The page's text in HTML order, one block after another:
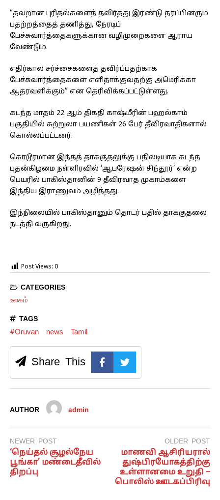
“தவறான புரிதல்களைத் தவிர்த்து இரண்டு தரப்பினரும்
பதற்றத்தைத் தணித்து, நேரடிப்
பேச்சுவார்த்தைகளுக்கான வழிமுறைகளை ஆராய
வேண்டும்.
எதிர்கால சர்ச்சைகளைத் தவிர்ப்பதற்காக
பேச்சுவார்த்தைகளை எளிதாக்குவதற்கு அமெரிக்கா
ஆதரவளிக்கும்” என தெரிவிக்கப்பட்டுள்ளது.
கடந்த மாதம் 22 ஆம் திகதி காஷ்மீரின் பஹல்காம்
பகுதியில் சுற்றுலா பயணிகள் 26 பேர் தீவிரவாதிகளால்
கொல்லப்பட்டனர்.
கொடூரமான இந்தத் தாக்குதலுக்கு பதிலடியாக கடந்த
புதன்கிழமை நள்ளிரவில் ‘ஆபரேஷன் சிந்தூர்’ என்ற
பெயரில் பாகிஸ்தானின் 9 தீவிரவாத முகாம்களை
இந்திய இராணுவம் அழித்தது.
இந்நிலையில் பாகிஸ்தானும் தொடர் பதில் தாக்குதலை
நடத்தி வருகிறது.
Post Views: 0
CATEGORIES
உலகம்
TAGS
#Oruvan news Tamil
Share This
AUTHOR admin
NEWER POST
‘நெய்தல் சூழல்நேய
பூங்கா’ மண்டைதீவில்
திறப்பு
OLDER POST
மாணவி ஆசிரியரால்
துஷ்பிரயோகத்திற்கு
உள்ளானமை உறுதி –
பொலிஸ் ஊடகப்பிரிவு